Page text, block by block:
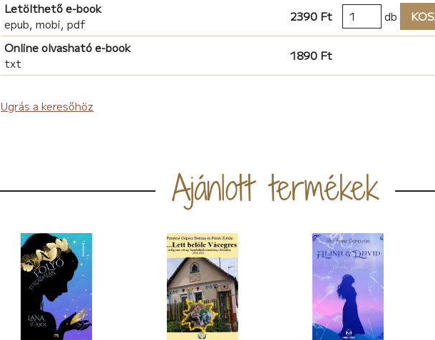
Letölthető e-book
epub, mobi, pdf
2390 Ft db
Online olvasható e-book
txt
1890 Ft
Ugrás a keresőhöz
Ajánlott termékek